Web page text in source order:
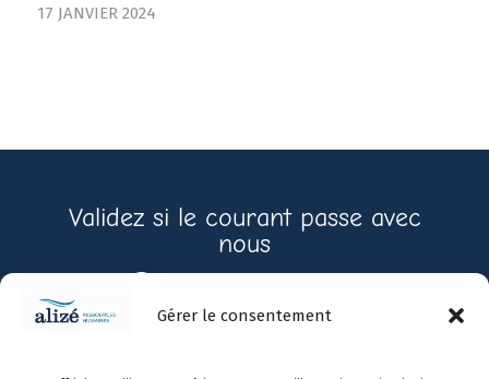
Gérer le consentement
17 JANVIER 2024
Validez si le courant passe avec
nous
Contactez-nous